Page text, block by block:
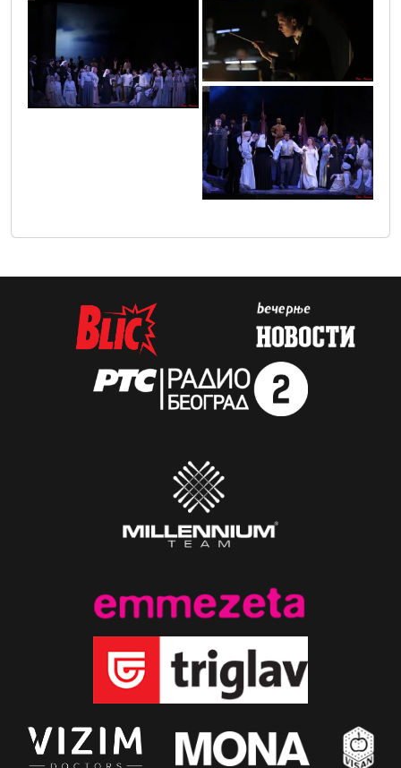
vic0501
vic0539